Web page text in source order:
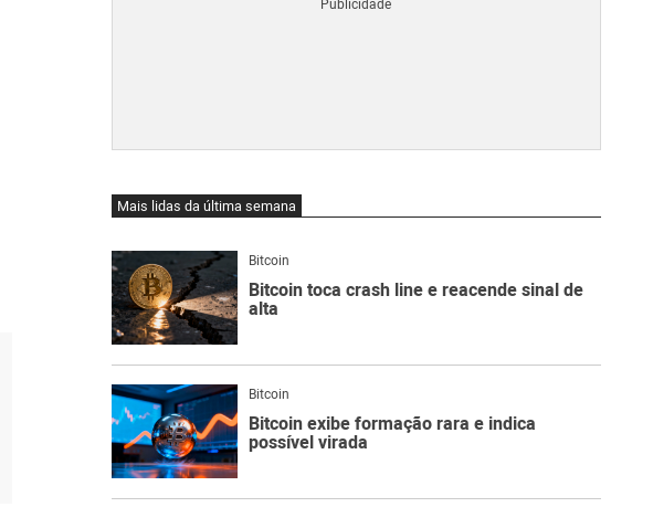
Mais lidas da última semana
Bitcoin
Bitcoin toca crash line e reacende sinal de
alta
Bitcoin
Bitcoin exibe formação rara e indica
possível virada